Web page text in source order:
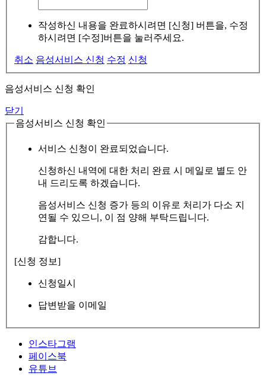
작성하신 내용을 완료하시려면 [신청] 버튼을, 수정
하시려면 [수정]버튼을 눌러주세요.
취소 음성서비스 신청 수정 신청
음성서비스 신청 확인
닫기
음성서비스 신청 확인
서비스 신청이 완료되었습니다.
신청하신 내역에 대한 처리 완료 시 메일로 별도 안
내 드리도록 하겠습니다.
음성서비스 신청 증가 등의 이유로 처리가 다소 지
연될 수 있으니, 이 점 양해 부탁드립니다.
감합니다.
[신청 정보]
신청일시
답변받을 이메일
인스타그램
페이스북
유튜브